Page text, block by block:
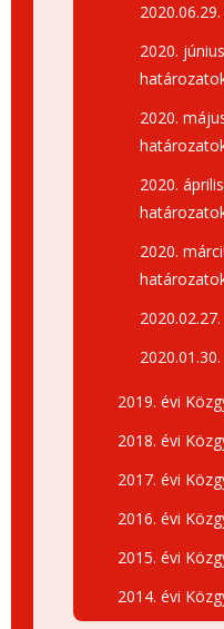
2020.
2020.
2020.
2020.
2020.02.27.
2020.01.30.
2019. évi
2018. évi
2017. évi
2016. évi
2015. évi
2014. évi